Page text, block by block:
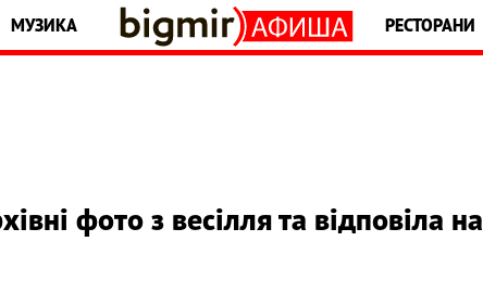
МУЗИКА РЕСТОРАНИ
фото з весілля та відповіла на